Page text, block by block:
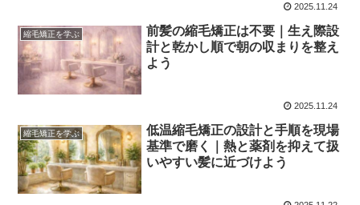
2025.11.24
縮毛矯正を学ぶ
前髪の縮毛矯正は不要｜生え際設
計と乾かし順で朝の収まりを整え
よう
2025.11.24
縮毛矯正を学ぶ
低温縮毛矯正の設計と手順を現場
基準で磨く｜熱と薬剤を抑えて扱
いやすい髪に近づけよう